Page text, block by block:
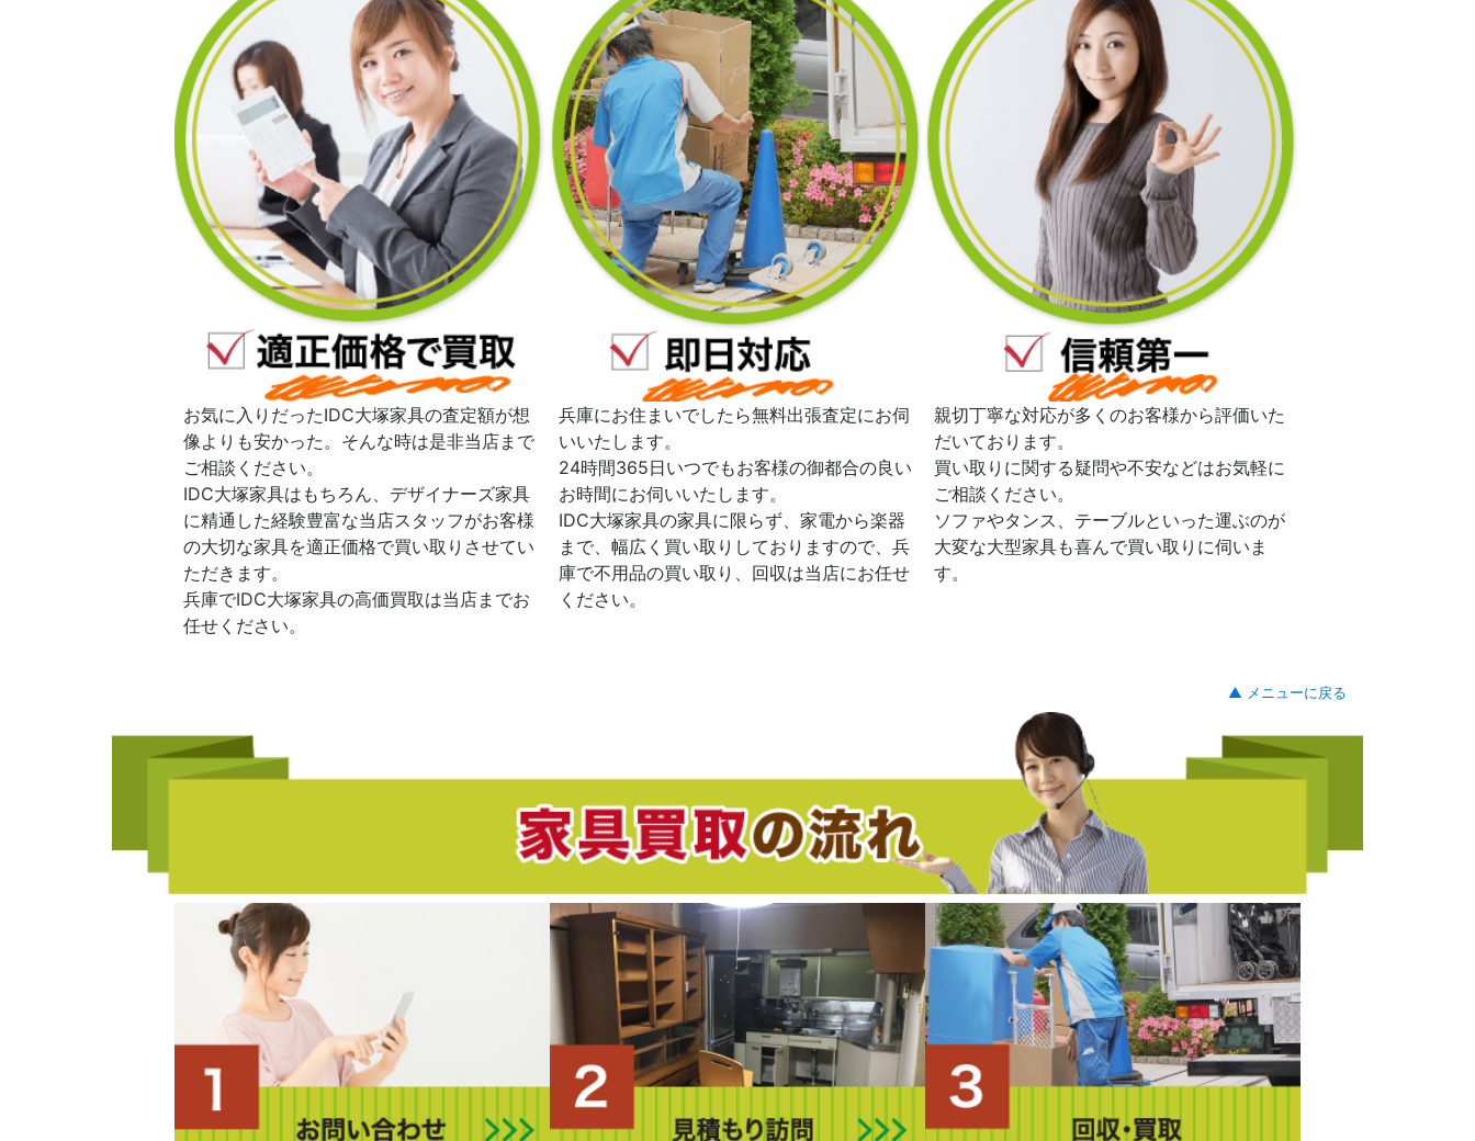
お気に入りだったIDC大塚家具の査定額が想
像よりも安かった。そんな時は是非当店まで
ご相談ください。
IDC大塚家具はもちろん、デザイナーズ家具
に精通した経験豊富な当店スタッフがお客様
の大切な家具を適正価格で買い取りさせてい
ただきます。
兵庫でIDC大塚家具の高価買取は当店までお
任せください。
兵庫にお住まいでしたら無料出張査定にお伺
いいたします。
24時間365日いつでもお客様の御都合の良い
お時間にお伺いいたします。
IDC大塚家具の家具に限らず、家電から楽器
まで、幅広く買い取りしておりますので、兵
庫で不用品の買い取り、回収は当店にお任せ
ください。
親切丁寧な対応が多くのお客様から評価いた
だいております。
買い取りに関する疑問や不安などはお気軽に
ご相談ください。
ソファやタンス、テーブルといった運ぶのが
大変な大型家具も喜んで買い取りに伺いま
す。
▲ メニューに戻る